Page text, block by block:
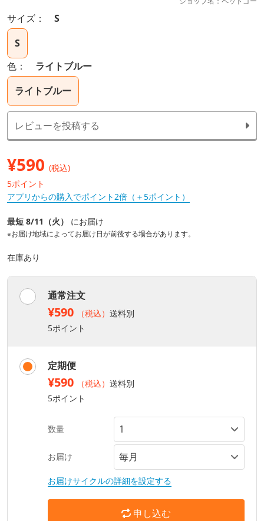
サイズ： S
S
色： ライトブルー
ライトブルー
レビューを投稿する
¥590 (税込)
5ポイント
アプリからの購入でポイント2倍（＋5ポイント）
最短 8/11（火） にお届け
※お届け地域によってお届け日が前後する場合があります。
在庫あり
通常注文
¥590 （税込） 送料別
5ポイント
定期便
¥590 （税込） 送料別
5ポイント
数量
お届け
お届けサイクルの詳細を設定する
申し込む